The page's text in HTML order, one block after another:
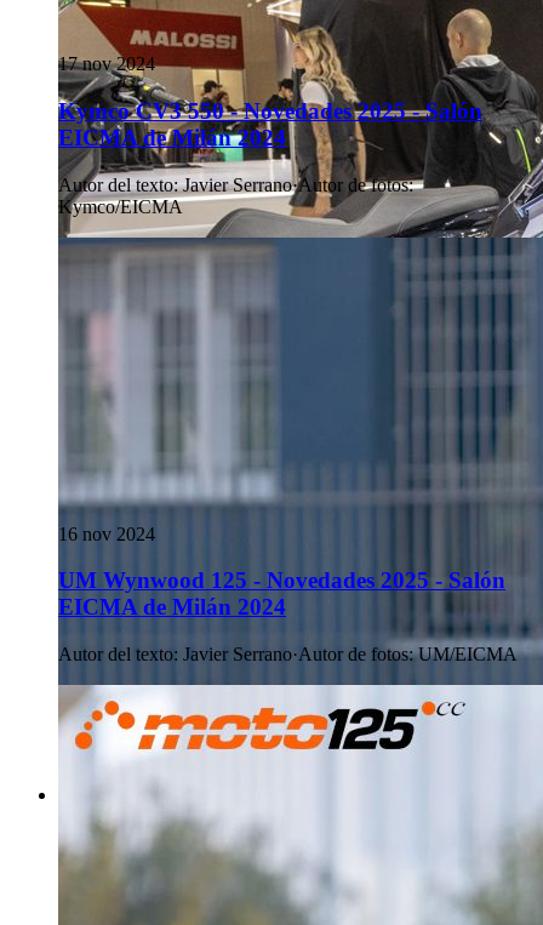
17 nov 2024
Kymco CV3 550 - Novedades 2025 - Salón
EICMA de Milán 2024
Autor del texto: Javier Serrano·Autor de fotos:
Kymco/EICMA
16 nov 2024
UM Wynwood 125 - Novedades 2025 - Salón
EICMA de Milán 2024
Autor del texto: Javier Serrano·Autor de fotos: UM/EICMA